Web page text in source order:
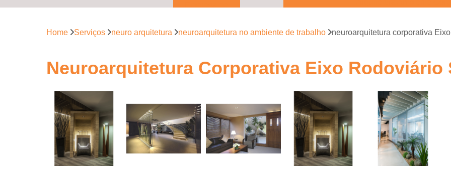
Gerenciamento
Neuro
arquitetura
Projeto de
escritório
Arquitetura com
Arquitetura
Arquitetura Corporativa
Arquitetura Corporativa Comercial Goiânia
Arquitetura
Arquitetura Corporativa Estilo
Home Serviços neuro arquitetura neuroarquitetura no ambiente de trabalho neuroarquitetura corporativa
Neuroarquitetura Corporativa Eixo Rodoviário